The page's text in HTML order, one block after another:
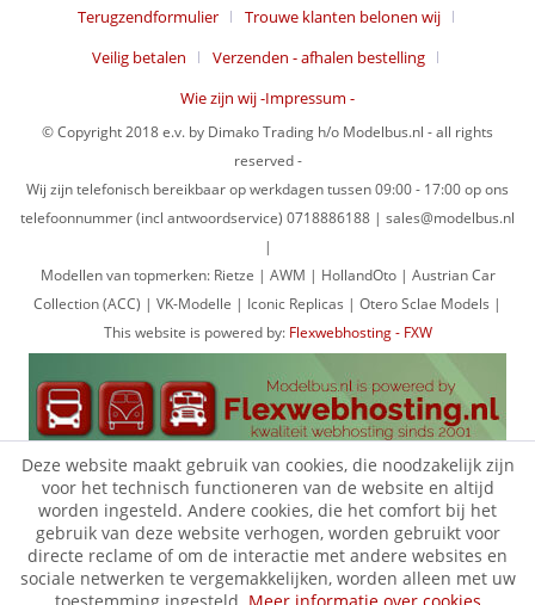
Terugzendformulier
Trouwe klanten belonen wij
Veilig betalen
Verzenden - afhalen bestelling
Wie zijn wij -Impressum -
© Copyright 2018 e.v. by Dimako Trading h/o Modelbus.nl - all rights
reserved -
Wij zijn telefonisch bereikbaar op werkdagen tussen 09:00 - 17:00 op ons
telefoonnummer (incl antwoordservice) 0718886188 | sales@modelbus.nl
|
Modellen van topmerken: Rietze | AWM | HollandOto | Austrian Car
Collection (ACC) | VK-Modelle | Iconic Replicas | Otero Sclae Models |
This website is powered by: Flexwebhosting - FXW
Deze website maakt gebruik van cookies, die noodzakelijk zijn
voor het technisch functioneren van de website en altijd
worden ingesteld. Andere cookies, die het comfort bij het
gebruik van deze website verhogen, worden gebruikt voor
directe reclame of om de interactie met andere websites en
sociale netwerken te vergemakkelijken, worden alleen met uw